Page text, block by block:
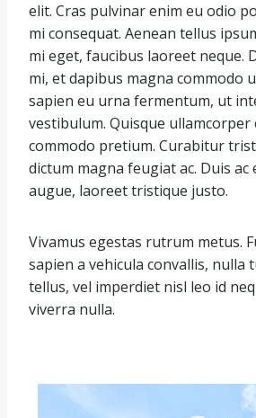
elit. Cras pulvinar enim eu odio
mi consequat. Aenean tellus
mi eget, faucibus laoreet neque.
mi, et dapibus magna commodo
sapien eu urna fermentum, ut
vestibulum. Quisque ullamcorper
commodo pretium. Curabitur
dictum magna feugiat ac. Duis ac
augue, laoreet tristique justo.
Vivamus egestas rutrum metus.
sapien a vehicula convallis, nulla
tellus, vel imperdiet nisl leo id
viverra nulla.